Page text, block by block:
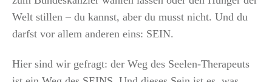
Welt stillen – du kannst, aber du musst nicht. Und du
darfst vor allem anderen eins: SEIN.
Hier sind wir gefragt: der Weg des Seelen-Therapeuts